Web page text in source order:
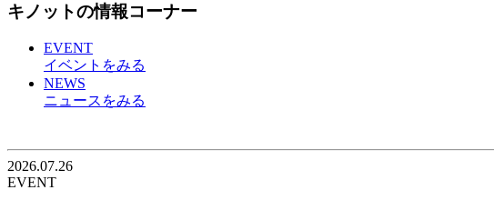
キノットの情報コーナー
EVENT
イベントをみる
NEWS
ニュースをみる
2026.07.26
EVENT